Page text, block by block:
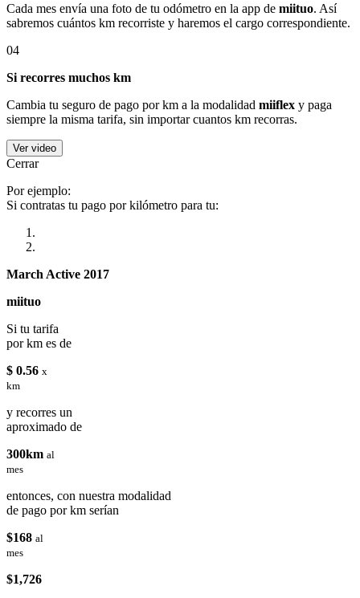
Cada mes envía una foto de tu odómetro en la app de miituo. Así
sabremos cuántos km recorriste y haremos el cargo correspondiente.
04
Si recorres muchos km
Cambia tu seguro de pago por km a la modalidad miiflex y paga
siempre la misma tarifa, sin importar cuantos km recorras.
Ver video
Cerrar
Por ejemplo:
Si contratas tu pago por kilómetro para tu:
March Active 2017
miituo
Si tu tarifa
por km es de
$ 0.56 x
km
y recorres un
aproximado de
300km al
mes
entonces, con nuestra modalidad
de pago por km serían
$168 al
mes
$1,726